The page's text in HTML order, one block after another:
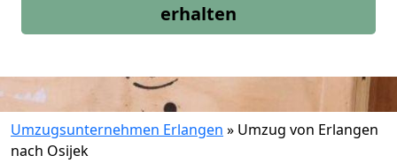
erhalten
Umzugsunternehmen Erlangen » Umzug von Erlangen
nach Osijek